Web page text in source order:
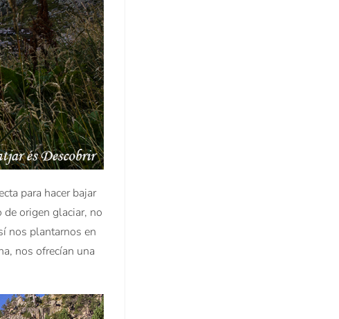
para hacer bajar
origen glaciar, no
nos plantarnos en
nos ofrecían una